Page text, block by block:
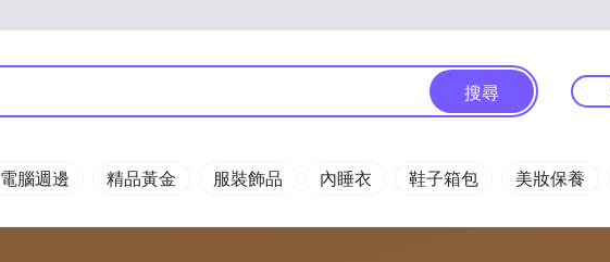
搜尋
電腦週邊 精品黃金 服裝飾品 內睡衣 鞋子箱包 美妝保養